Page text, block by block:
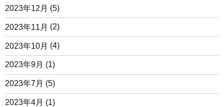
2023年12月 (5)
2023年11月 (2)
2023年10月 (4)
2023年9月 (1)
2023年7月 (5)
2023年4月 (1)